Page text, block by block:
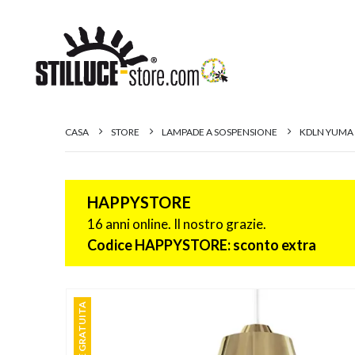
CASA STORE LAMPADE A SOSPENSIONE KDLN YUMA
HAPPYSTORE
16 anni online. Il nostro grazie.
Codice HAPPYSTORE: sconto extra